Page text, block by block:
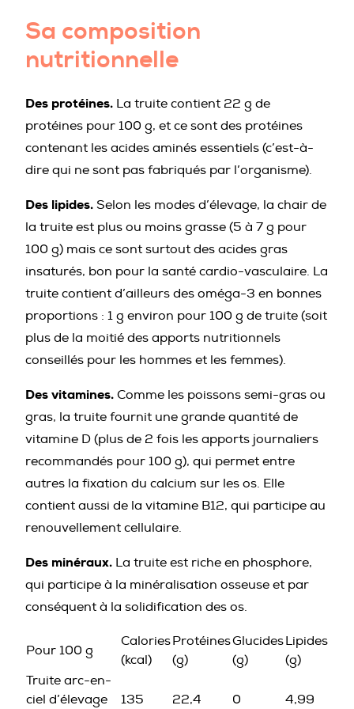
Sa composition
nutritionnelle
Des protéines. La truite contient 22 g de
protéines pour 100 g, et ce sont des protéines
contenant les acides aminés essentiels (c’est-à-
dire qui ne sont pas fabriqués par l’organisme).
Des lipides. Selon les modes d’élevage, la chair de
la truite est plus ou moins grasse (5 à 7 g pour
100 g) mais ce sont surtout des acides gras
insaturés, bon pour la santé cardio-vasculaire. La
truite contient d’ailleurs des oméga-3 en bonnes
proportions : 1 g environ pour 100 g de truite (soit
plus de la moitié des apports nutritionnels
conseillés pour les hommes et les femmes).
Des vitamines. Comme les poissons semi-gras ou
gras, la truite fournit une grande quantité de
vitamine D (plus de 2 fois les apports journaliers
recommandés pour 100 g), qui permet entre
autres la fixation du calcium sur les os. Elle
contient aussi de la vitamine B12, qui participe au
renouvellement cellulaire.
Des minéraux. La truite est riche en phosphore,
qui participe à la minéralisation osseuse et par
conséquent à la solidification des os.
Pour 100 g
Calories
(kcal)
Protéines
(g)
Glucides
(g)
Lipides
(g)
Truite arc-en-
ciel d’élevage
135 22,4 0 4,99